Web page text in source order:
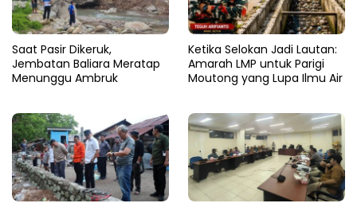
Saat Pasir Dikeruk,
Jembatan Baliara Meratap
Menunggu Ambruk
Ketika Selokan Jadi Lautan:
Amarah LMP untuk Parigi
Moutong yang Lupa Ilmu Air